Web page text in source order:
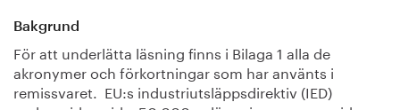
Bakgrund
För att underlätta läsning finns i Bilaga 1 alla de
akronymer och förkortningar som har använts i
remissvaret. EU:s industriutsläppsdirektiv (IED)